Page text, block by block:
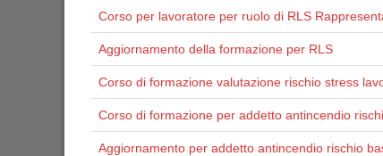
Corso per lavoratore per ruolo di RLS
Aggiornamento della formazione per RLS
Corso di formazione valutazione rischio stress
Corso di formazione per addetto antincendio
Aggiornamento per addetto antincendio rischio